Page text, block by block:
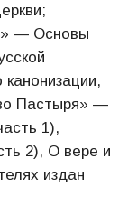
— Основы
Пастыря» —
1),
2), О вере и
издан